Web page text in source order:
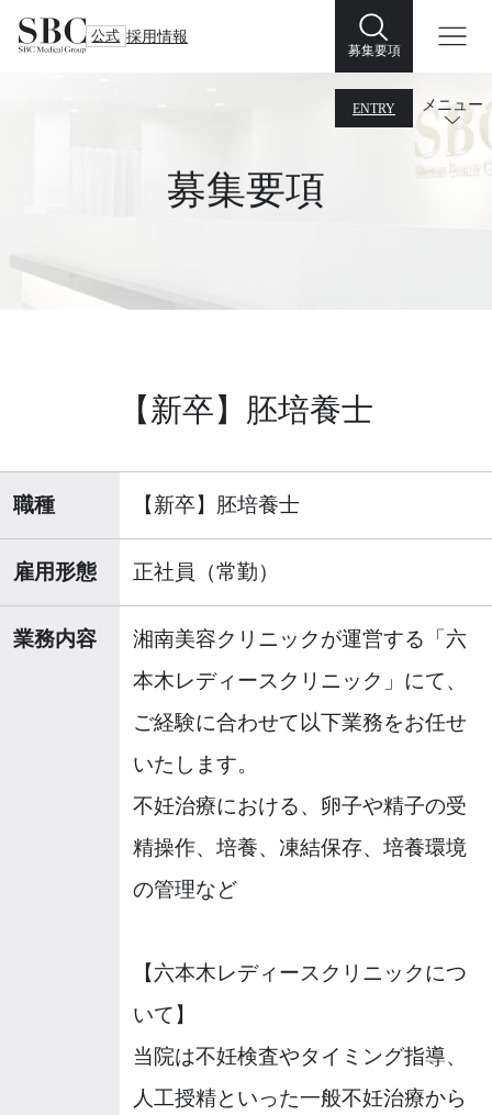
公式 採用情報
募集要項
ENTRY メニュー
募集要項
【新卒】胚培養士
職種 【新卒】胚培養士
雇用形態 正社員（常勤）
業務内容
湘南美容クリニックが運営する「六
本木レディースクリニック」にて、
ご経験に合わせて以下業務をお任せ
いたします。
不妊治療における、卵子や精子の受
精操作、培養、凍結保存、培養環境
の管理など
【六本木レディースクリニックにつ
いて】
当院は不妊検査やタイミング指導、
人工授精といった一般不妊治療から